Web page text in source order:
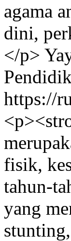
agama
dini,
</p>
https://
fisik,
tahun-
yang